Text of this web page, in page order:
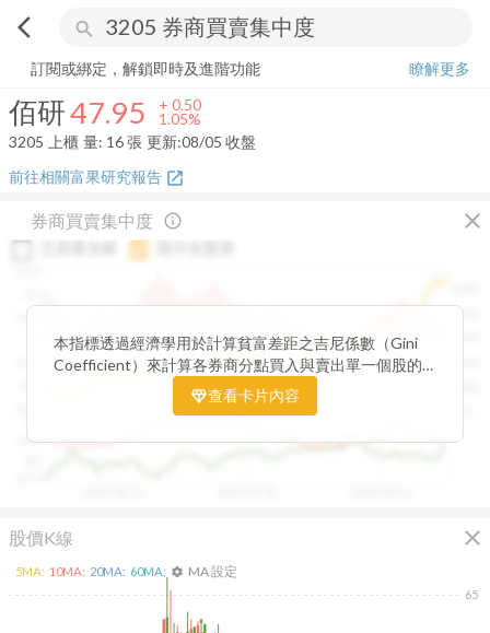
arrow_back_ios search
佰研 47.95+ 1.05%
訂閱或綁定，解鎖即時及進階功能
瞭解更多
佰研47.95 + 0.50
1.05%
3205
上櫃 量: 16張 更新:08/05 收盤
前往相關富果研究報告 open_in_new
券商買賣集中度 close
info_outline
1300
0.85
本指標透過經濟學用於計算貧富差距之吉尼係數（Gini
Coefficient）來計算各券商分點買入與賣出單一個股的
集中程度。可做為籌碼面分析的一個重要參考。
查看卡片內容
股價K線 close
65
5MA: 10MA: 20MA: 60MA: settings MA 設定